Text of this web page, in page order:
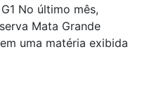
No último mês,
Mata Grande
uma matéria exibida